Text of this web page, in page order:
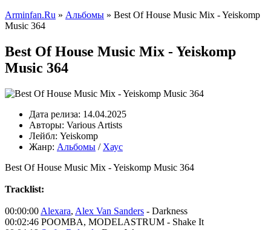
Arminfan.Ru » Альбомы » Best Of House Music Mix - Yeiskomp
Music 364
Best Of House Music Mix - Yeiskomp
Music 364
Дата релиза: 14.04.2025
Авторы: Various Artists
Лейбл: Yeiskomp
Жанр: Альбомы / Хаус
Best Of House Music Mix - Yeiskomp Music 364
Tracklist:
00:00:00 Alexara, Alex Van Sanders - Darkness
00:02:46 POOMBA, MODELASTRUM - Shake It